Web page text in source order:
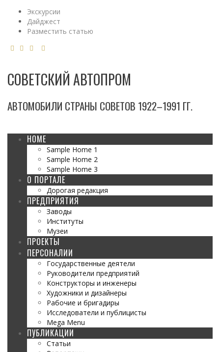
Экскурсии
Дайджест
Разместить статью
СОВЕТСКИЙ АВТОПРОМ
АВТОМОБИЛИ СТРАНЫ СОВЕТОВ 1922–1991 ГГ.
HOME
Sample Home 1
Sample Home 2
Sample Home 3
О ПОРТАЛЕ
Дорогая редакция
ПРЕДПРИЯТИЯ
Заводы
Институты
Музеи
ПРОЕКТЫ
ПЕРСОНАЛИИ
Государственные деятели
Руководители предприятий
Конструкторы и инженеры
Художники и дизайнеры
Рабочие и бригадиры
Исследователи и публицисты
Mega Menu
ПУБЛИКАЦИИ
Статьи